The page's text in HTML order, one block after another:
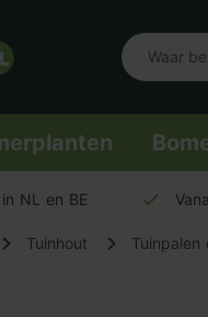
NL en BE
Tuinhout Tuinpalen